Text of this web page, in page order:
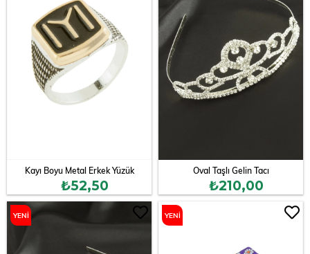
Kayı Boyu Metal Erkek Yüzük
₺52,50
Oval Taşlı Gelin Tacı
₺210,00
YENI
ÜRÜN
YENI